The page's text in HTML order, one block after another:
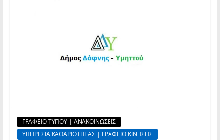
ΓΡΑΦΕΙΟ ΤΥΠΟΥ | ΑΝΑΚΟΙΝΩΣΕΙΣ
ΥΠΗΡΕΣΙΑ ΚΑΘΑΡΙΟΤΗΤΑΣ | ΓΡΑΦΕΙΟ ΚΙΝΗΣΗΣ